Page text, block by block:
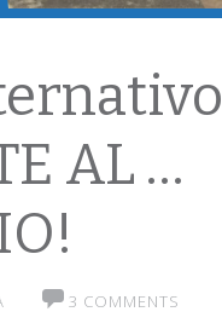
AL …
3 COMMENTS